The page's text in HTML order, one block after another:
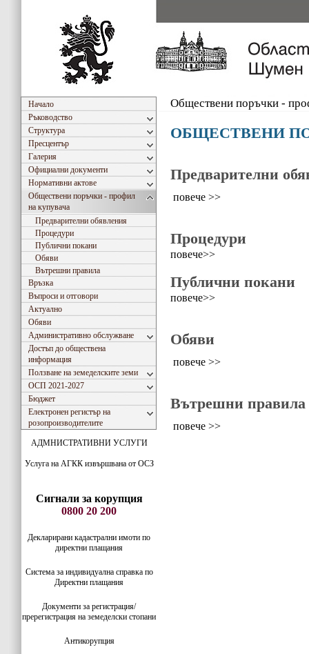
Начало
Ръководство
Структура
Пресцентър
Галерия
Официални документи
Нормативни актове
Обществени поръчки - профил
на купувача
Предварителни обявления
Процедури
Публични покани
Обяви
Вътрешни правила
Връзка
Въпроси и отговори
Актуално
Обяви
Административно обслужване
Достъп до обществена
информация
Ползване на земеделските земи
ОСП 2021-2027
Бюджет
Електронен регистър на
розопроизводителите
АДМНИСТРАТИВНИ УСЛУГИ
Услуга на АГКК извършвана от ОСЗ
Сигнали за корупция
0800 20 200
Декларирани кадастрални имоти по
директни плащания
Система за индивидуaлна справка по
Директни плащания
Документи за регистрация/
пререгистрация на земеделски стопани
Антикорупция
Обществени поръчки -
ОБЩЕСТВЕНИ
Предварителни
повече >>
Процедури
повече>>
Публични покани
повече>>
Обяви
повече >>
Вътрешни правила
повече >>